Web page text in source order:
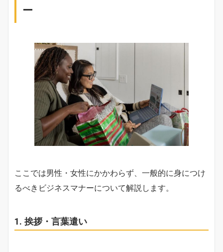
ー
ここでは男性・女性にかかわらず、一般的に身につけ
るべきビジネスマナーについて解説します。
1. 挨拶・言葉遣い